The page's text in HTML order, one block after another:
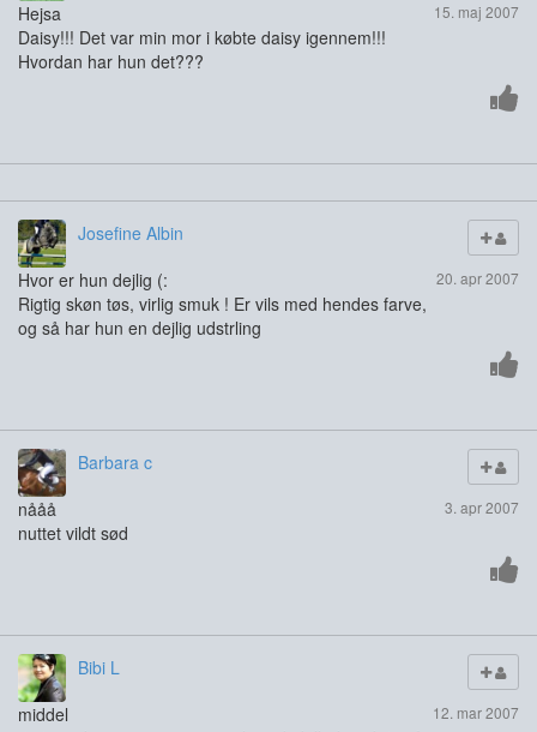
15. maj 2007
Hejsa
Daisy!!! Det var min mor i købte daisy igennem!!!
Hvordan har hun det???
Josefine Albin
20. apr 2007
Hvor er hun dejlig (:
Rigtig skøn tøs, virlig smuk ! Er vils med hendes farve,
og så har hun en dejlig udstrling
Barbara c
3. apr 2007
nååå
nuttet vildt sød
Bibi L
12. mar 2007
middel